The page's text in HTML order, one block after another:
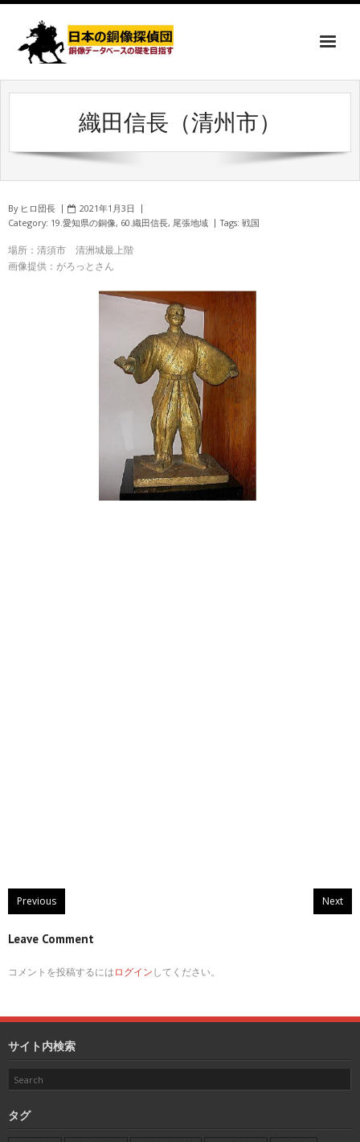
織田信長（清州市）
By ヒロ団長
2021年1月3日
Category: 19.愛知県の銅像, 60.織田信長, 尾張地域 Tags: 戦国
場所：清須市 清洲城最上階
画像提供：がろっとさん
Previous Next
Leave Comment
コメントを投稿するにはログインしてください。
サイト内検索
タグ